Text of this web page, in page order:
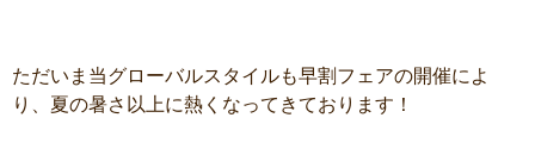
ただいま当グローバルスタイルも早割フェアの開催によ
り、夏の暑さ以上に熱くなってきております！